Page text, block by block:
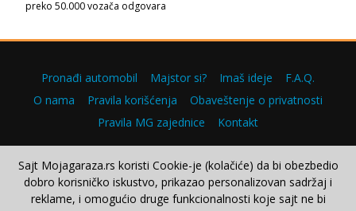
preko 50.000 vozača odgovara
Pronađi automobil Majstor si? Imaš ideje
F.A.Q.
O nama
Pravila korišćenja
Obaveštenje o privatnosti
Pravila MG zajednice
Kontakt
Copyright © 2000–2026.
Sajt Mojagaraza.rs koristi Cookie-je (kolačiće) da bi obezbedio
dobro korisničko iskustvo, prikazao personalizovan sadržaj i
reklame, i omogućio druge funkcionalnosti koje sajt ne bi